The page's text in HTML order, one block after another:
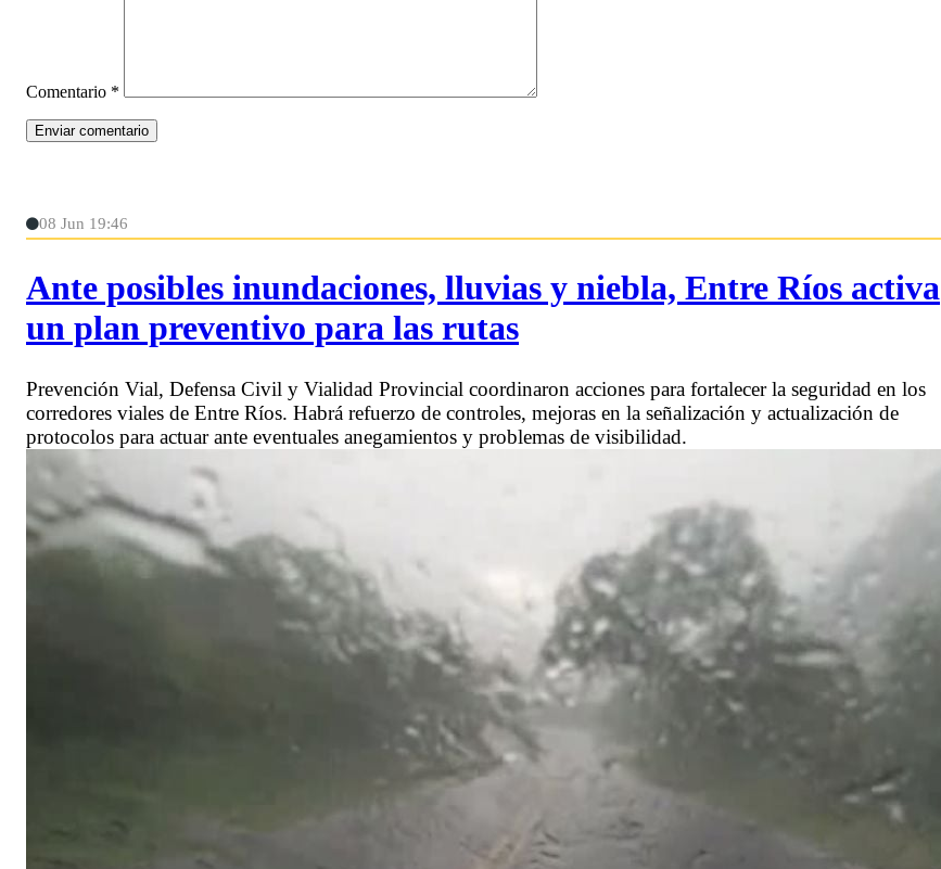
Comentario *
08 Jun 19:46
Ante posibles inundaciones, lluvias y niebla, Entre Ríos activa
un plan preventivo para las rutas
Prevención Vial, Defensa Civil y Vialidad Provincial coordinaron acciones para fortalecer la seguridad en los
corredores viales de Entre Ríos. Habrá refuerzo de controles, mejoras en la señalización y actualización de
protocolos para actuar ante eventuales anegamientos y problemas de visibilidad.